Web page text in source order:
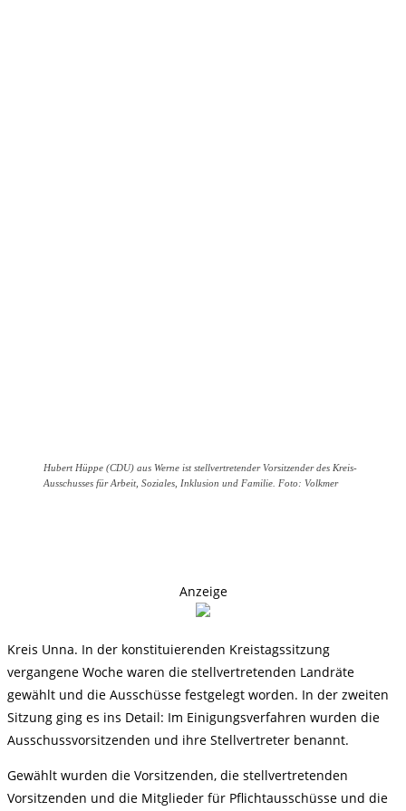
Hubert Hüppe (CDU) aus Werne ist stellvertretender Vorsitzender des Kreis-
Ausschusses für Arbeit, Soziales, Inklusion und Familie. Foto: Volkmer
Anzeige
Kreis Unna. In der konstituierenden Kreistagssitzung
vergangene Woche waren die stellvertretenden Landräte
gewählt und die Ausschüsse festgelegt worden. In der zweiten
Sitzung ging es ins Detail: Im Einigungsverfahren wurden die
Ausschussvorsitzenden und ihre Stellvertreter benannt.
Gewählt wurden die Vorsitzenden, die stellvertretenden
Vorsitzenden und die Mitglieder für Pflichtausschüsse und die